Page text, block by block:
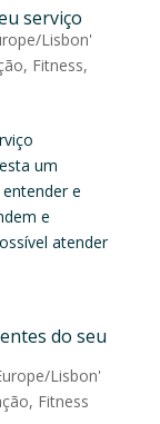
serviço
Lisbon'
, Fitness,
um
e
e
atender
do seu
Lisbon'
, Fitness